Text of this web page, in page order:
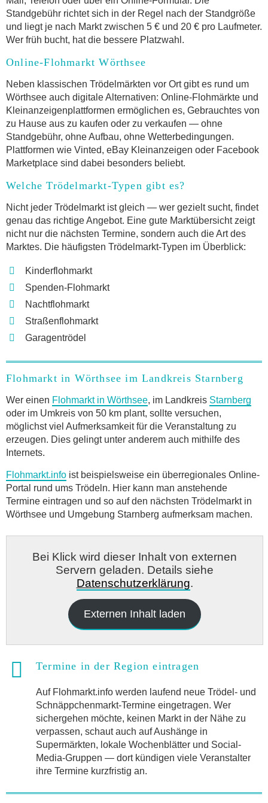
Standgebühr richtet sich in der Regel nach der Standgröße
und liegt je nach Markt zwischen 5 € und 20 € pro Laufmeter.
Wer früh bucht, hat die bessere Platzwahl.
Online-Flohmarkt Wörthsee
Neben klassischen Trödelmärkten vor Ort gibt es rund um
Wörthsee auch digitale Alternativen: Online-Flohmärkte und
Kleinanzeigenplattformen ermöglichen es, Gebrauchtes von
zu Hause aus zu kaufen oder zu verkaufen — ohne
Standgebühr, ohne Aufbau, ohne Wetterbedingungen.
Plattformen wie Vinted, eBay Kleinanzeigen oder Facebook
Marketplace sind dabei besonders beliebt.
Welche Trödelmarkt-Typen gibt es?
Nicht jeder Trödelmarkt ist gleich — wer gezielt sucht, findet
genau das richtige Angebot. Eine gute Marktübersicht zeigt
nicht nur die nächsten Termine, sondern auch die Art des
Marktes. Die häufigsten Trödelmarkt-Typen im Überblick:
Kinderflohmarkt
Spenden-Flohmarkt
Nachtflohmarkt
Straßenflohmarkt
Garagentrödel
Flohmarkt in Wörthsee im Landkreis Starnberg
Wer einen Flohmarkt in Wörthsee, im Landkreis Starnberg
oder im Umkreis von 50 km plant, sollte versuchen,
möglichst viel Aufmerksamkeit für die Veranstaltung zu
erzeugen. Dies gelingt unter anderem auch mithilfe des
Internets.
Flohmarkt.info ist beispielsweise ein überregionales Online-
Portal rund ums Trödeln. Hier kann man anstehende
Termine eintragen und so auf den nächsten Trödelmarkt in
Wörthsee und Umgebung Starnberg aufmerksam machen.
Bei Klick wird dieser Inhalt von externen
Servern geladen. Details siehe
Datenschutzerklärung.
Externen Inhalt laden
Termine in der Region eintragen
Auf Flohmarkt.info werden laufend neue Trödel- und
Schnäppchenmarkt-Termine eingetragen. Wer
sichergehen möchte, keinen Markt in der Nähe zu
verpassen, schaut auch auf Aushänge in
Supermärkten, lokale Wochenblätter und Social-
Media-Gruppen — dort kündigen viele Veranstalter
ihre Termine kurzfristig an.